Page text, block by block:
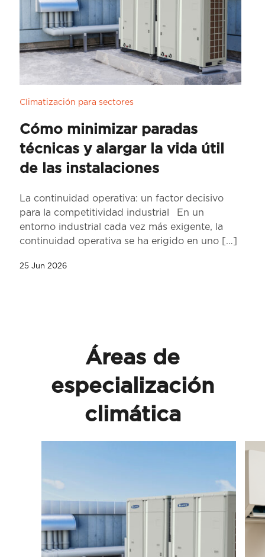
Climatización para sectores
Cómo minimizar paradas
técnicas y alargar la vida útil
de las instalaciones
La continuidad operativa: un factor decisivo
para la competitividad industrial En un
entorno industrial cada vez más exigente, la
continuidad operativa se ha erigido en uno […]
25 Jun 2026
Áreas de
especialización
climática